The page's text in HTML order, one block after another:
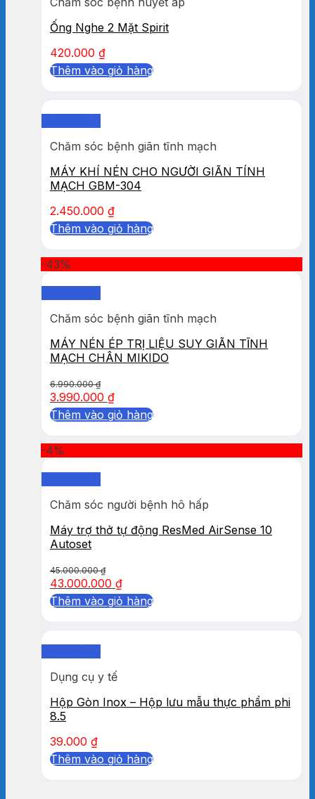
Ống Nghe 2 Mặt Spirit
420.000 ₫
Thêm vào giỏ hàng
Chăm sóc bệnh giãn tĩnh mạch
MÁY KHÍ NÉN CHO NGƯỜI GIÃN TÍNH
MẠCH GBM-304
2.450.000 ₫
Thêm vào giỏ hàng
-43%
Chăm sóc bệnh giãn tĩnh mạch
MÁY NÉN ÉP TRỊ LIỆU SUY GIÃN TĨNH
MẠCH CHÂN MIKIDO
6.990.000₫
3.990.000 ₫
Thêm vào giỏ hàng
-4%
Chăm sóc người bệnh hô hấp
Máy trợ thở tự động ResMed AirSense 10
Autoset
45.000.000₫
43.000.000 ₫
Thêm vào giỏ hàng
Dụng cụ y tế
Hộp Gòn Inox – Hộp lưu mẫu thực phẩm phi
8.5
39.000 ₫
Thêm vào giỏ hàng